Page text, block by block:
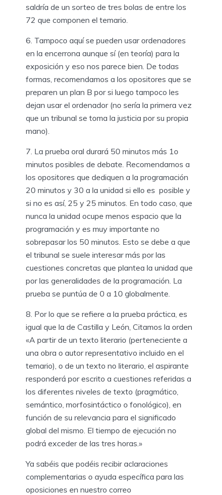
saldría de un sorteo de tres bolas de entre los
72 que componen el temario.
6. Tampoco aquí se pueden usar ordenadores
en la encerrona aunque sí (en teoría) para la
exposición y eso nos parece bien. De todas
formas, recomendamos a los opositores que se
preparen un plan B por si luego tampoco les
dejan usar el ordenador (no sería la primera vez
que un tribunal se toma la justicia por su propia
mano).
7. La prueba oral durará 50 minutos más 1o
minutos posibles de debate. Recomendamos a
los opositores que dediquen a la programación
20 minutos y 30 a la unidad si ello es posible y
si no es así, 25 y 25 minutos. En todo caso, que
nunca la unidad ocupe menos espacio que la
programación y es muy importante no
sobrepasar los 50 minutos. Esto se debe a que
el tribunal se suele interesar más por las
cuestiones concretas que plantea la unidad que
por las generalidades de la programación. La
prueba se puntúa de 0 a 10 globalmente.
8. Por lo que se refiere a la prueba práctica, es
igual que la de Castilla y León, Citamos la orden
«A partir de un texto literario (perteneciente a
una obra o autor representativo incluido en el
temario), o de un texto no literario, el aspirante
responderá por escrito a cuestiones referidas a
los diferentes niveles de texto (pragmático,
semántico, morfosintáctico o fonológico), en
función de su relevancia para el significado
global del mismo. El tiempo de ejecución no
podrá exceder de las tres horas.»
Ya sabéis que podéis recibir aclaraciones
complementarias o ayuda específica para las
oposiciones en nuestro correo